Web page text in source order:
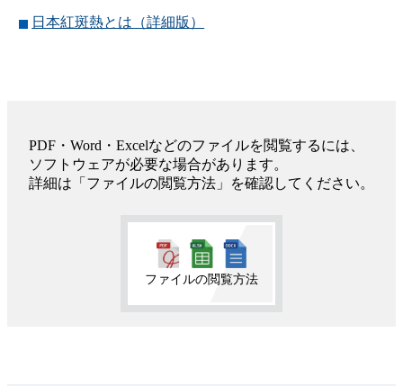
日本紅斑熱とは（詳細版）
PDF・Word・Excelなどのファイルを閲覧するには、
ソフトウェアが必要な場合があります。
詳細は「ファイルの閲覧方法」を確認してください。
ファイルの閲覧方法